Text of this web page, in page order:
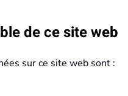
de ce site web
sur ce site web sont :